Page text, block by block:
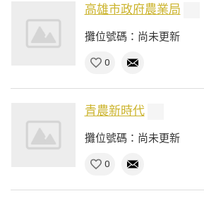
高雄市政府農業局
攤位號碼：尚未更新
0
青農新時代
攤位號碼：尚未更新
0